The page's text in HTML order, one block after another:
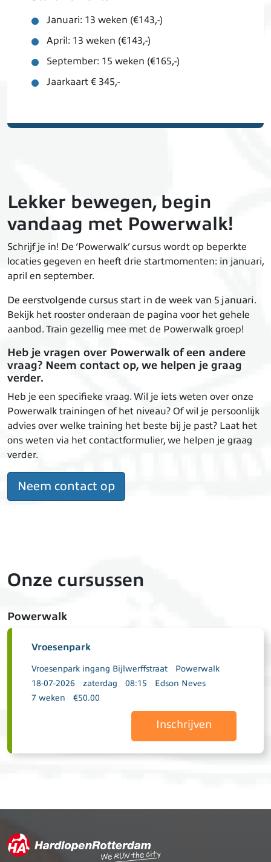
Januari: 13 weken (€143,-)
April: 13 weken (€143,-)
September: 15 weken (€165,-)
Jaarkaart € 345,-
Lekker bewegen, begin
vandaag met Powerwalk!
Schrijf je in! De ‘Powerwalk’ cursus wordt op beperkte
locaties gegeven en heeft drie startmomenten: in januari,
april en september.
De eerstvolgende cursus start in de week van 5 januari.
Bekijk het rooster onderaan de pagina voor het gehele
aanbod. Train gezellig mee met de Powerwalk groep!
Heb je vragen over Powerwalk of een andere
vraag? Neem contact op, we helpen je graag
verder.
Heb je een specifieke vraag. Wil je iets weten over onze
Powerwalk trainingen of het niveau? Of wil je persoonlijk
advies over welke training het beste bij je past? Laat het
ons weten via het contactformulier, we helpen je graag
verder.
Neem contact op
Onze cursussen
Powerwalk
Vroesenpark
Vroesenpark ingang Bijlwerffstraat
Powerwalk
18-07-2026
zaterdag 08:15
Edson Neves
7 weken
€50.00
Inschrijven